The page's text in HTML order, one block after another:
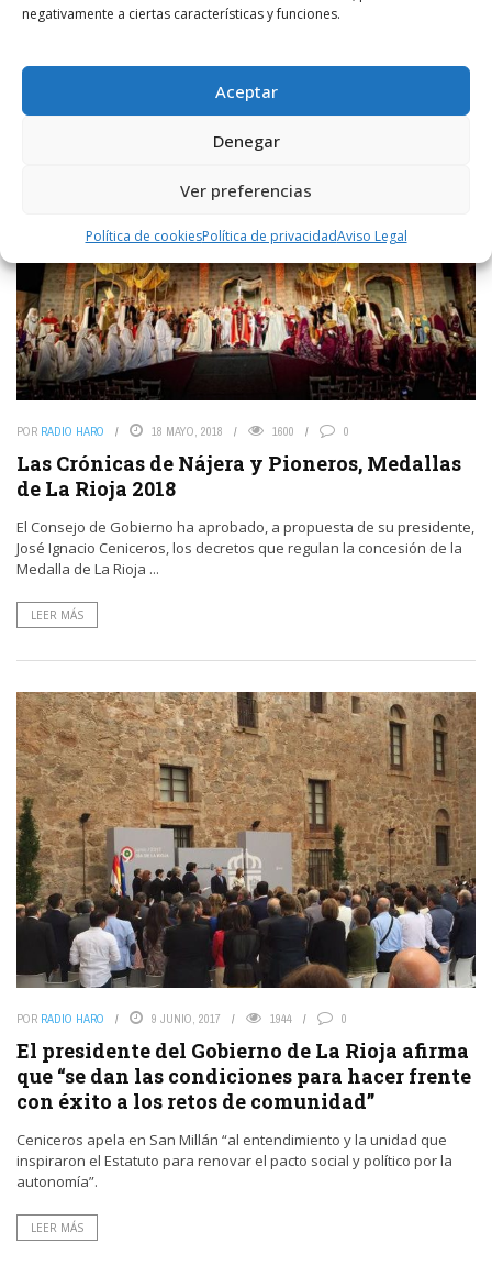
negativamente a ciertas características y funciones.
Aceptar
Denegar
Ver preferencias
Política de cookiesPolítica de privacidadAviso Legal
LEER MÁS
POR RADIO HARO 18 MAYO, 2018 1600 0
Las Crónicas de Nájera y Pioneros, Medallas
de La Rioja 2018
El Consejo de Gobierno ha aprobado, a propuesta de su presidente,
José Ignacio Ceniceros, los decretos que regulan la concesión de la
Medalla de La Rioja ...
LEER MÁS
POR RADIO HARO 9 JUNIO, 2017 1944 0
El presidente del Gobierno de La Rioja afirma
que “se dan las condiciones para hacer frente
con éxito a los retos de comunidad”
Ceniceros apela en San Millán “al entendimiento y la unidad que
inspiraron el Estatuto para renovar el pacto social y político por la
autonomía”.
LEER MÁS